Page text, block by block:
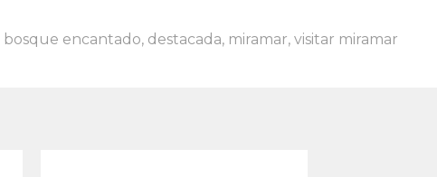
bosque encantado, destacada, miramar, visitar miramar